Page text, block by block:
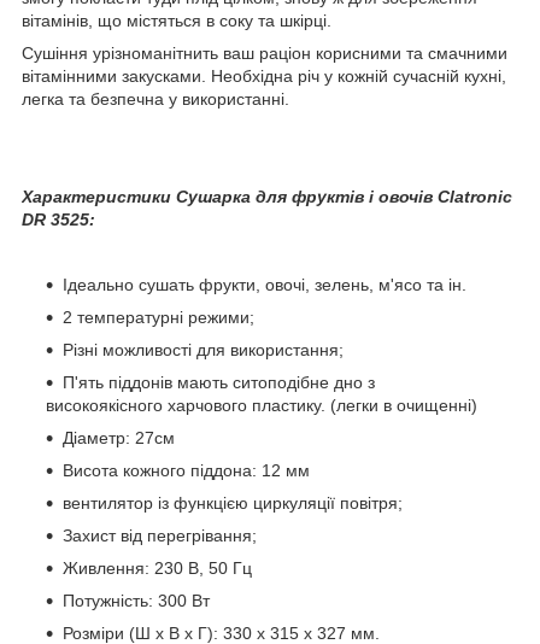
вітамінів, що містяться в соку та шкірці.
Сушіння урізноманітнить ваш раціон корисними та смачними
вітамінними закусками. Необхідна річ у кожній сучасній кухні,
легка та безпечна у використанні.
Характеристики Сушарка для фруктів і овочів Clatronic
DR 3525:
Ідеально сушать фрукти, овочі, зелень, м'ясо та ін.
2 температурні режими;
Різні можливості для використання;
П'ять піддонів мають ситоподібне дно з
високоякісного харчового пластику. (легки в очищенні)
Діаметр: 27см
Висота кожного піддона: 12 мм
вентилятор із функцією циркуляції повітря;
Захист від перегрівання;
Живлення: 230 В, 50 Гц
Потужність: 300 Вт
Розміри (Ш х В х Г): 330 х 315 х 327 мм.